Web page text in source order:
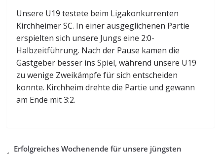
Unsere U19 testete beim Ligakonkurrenten
Kirchheimer SC. In einer ausgeglichenen Partie
erspielten sich unsere Jungs eine 2:0-
Halbzeitführung. Nach der Pause kamen die
Gastgeber besser ins Spiel, während unsere U19
zu wenige Zweikämpfe für sich entscheiden
konnte. Kirchheim drehte die Partie und gewann
am Ende mit 3:2.
Erfolgreiches Wochenende für unsere jüngsten